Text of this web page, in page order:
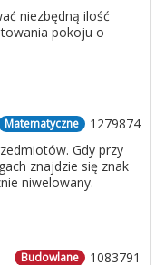
niezbędną ilość
pokoju o
1279874
Matematyczne
Gdy przy
znajdzie się znak
niwelowany.
1083791
Budowlane